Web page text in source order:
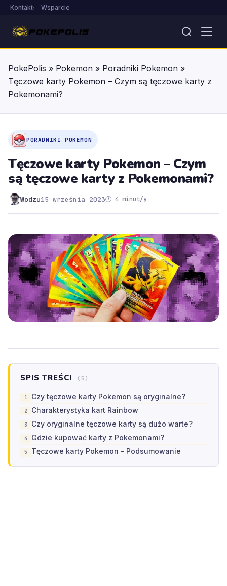
Kontakt Wsparcie
PokePolis » Pokemon » Poradniki Pokemon »
Tęczowe karty Pokemon – Czym są tęczowe karty z
Pokemonami?
PORADNIKI POKEMON
Tęczowe karty Pokemon – Czym
są tęczowe karty z Pokemonami?
Wodzu15 września 2023🕐 4 minut/y
SPIS TREŚCI (5)
Czy tęczowe karty Pokemon są oryginalne?
Charakterystyka kart Rainbow
Czy oryginalne tęczowe karty są dużo warte?
Gdzie kupować karty z Pokemonami?
Tęczowe karty Pokemon – Podsumowanie